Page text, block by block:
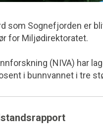
som Sognefjorden er
for Miljødirektoratet.
(NIVA) har
i bunnvannet i tre